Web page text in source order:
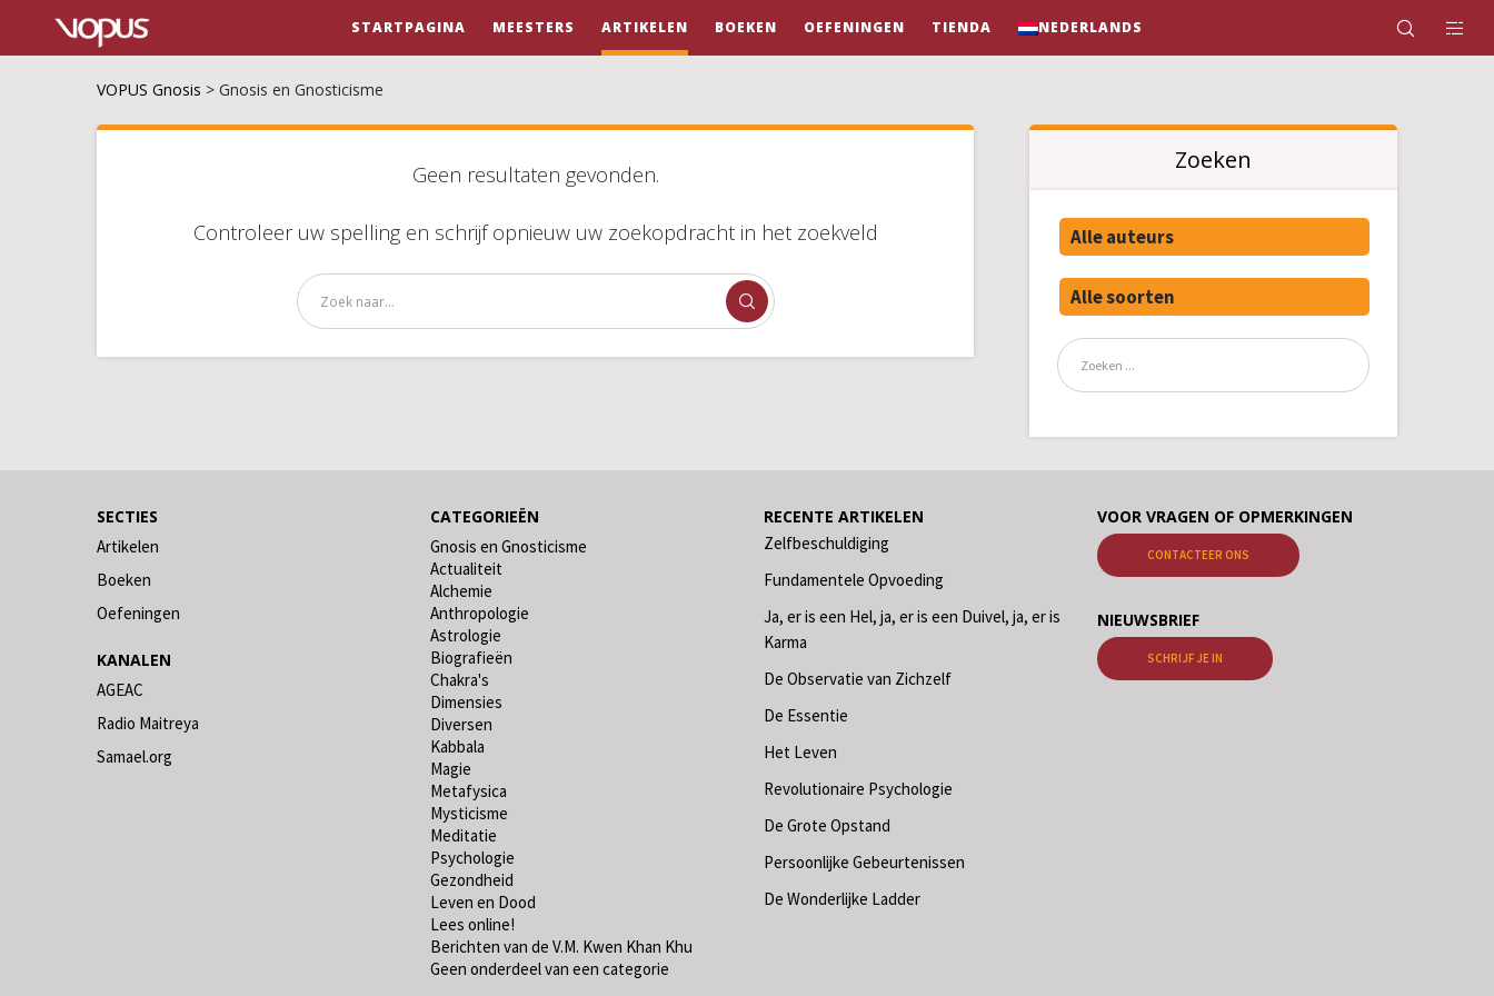
STARTPAGINA MEESTERS ARTIKELEN BOEKEN OEFENINGEN TIENDA NEDERLANDS
VOPUS Gnosis > Gnosis en Gnosticisme
Geen resultaten gevonden.
Controleer uw spelling en schrijf opnieuw uw zoekopdracht in het zoekveld
Zoeken
Alle auteurs
Alle soorten
SECTIES
Artikelen
Boeken
Oefeningen
KANALEN
AGEAC
Radio Maitreya
Samael.org
CATEGORIEËN
Gnosis en Gnosticisme
Actualiteit
Alchemie
Anthropologie
Astrologie
Biografieën
Chakra's
Dimensies
Diversen
Kabbala
Magie
Metafysica
Mysticisme
Meditatie
Psychologie
Gezondheid
Leven en Dood
Lees online!
Berichten van de V.M. Kwen Khan Khu
Geen onderdeel van een categorie
RECENTE ARTIKELEN
Zelfbeschuldiging
Fundamentele Opvoeding
Ja, er is een Hel, ja, er is een Duivel, ja, er is
Karma
De Observatie van Zichzelf
De Essentie
Het Leven
Revolutionaire Psychologie
De Grote Opstand
Persoonlijke Gebeurtenissen
De Wonderlijke Ladder
VOOR VRAGEN OF OPMERKINGEN
CONTACTEER ONS
NIEUWSBRIEF
SCHRIJF JE IN